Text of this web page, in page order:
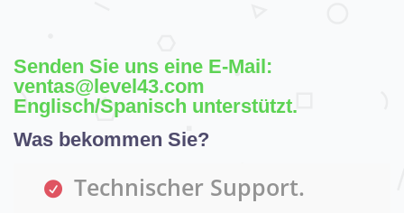
Senden Sie uns eine E-Mail:
ventas@level43.com
Englisch/Spanisch unterstützt.
Was bekommen Sie?
Technischer Support.